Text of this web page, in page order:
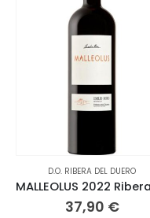
D.O. RIBERA DEL DUERO
37,90 €